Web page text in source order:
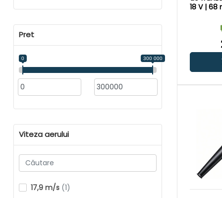
Güde(5)
Karcher(7)
EGO(12)
Pret
0 300 000
Viteza aerului
17,9 m/s (1)
18 V |
si
carton